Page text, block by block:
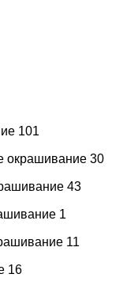
101
окрашивание 30
43
1
11
16